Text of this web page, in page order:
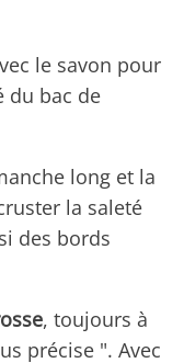
le savon pour
du bac de
long et la
la saleté
des bords
, toujours à
précise ". Avec